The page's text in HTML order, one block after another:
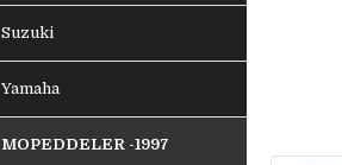
Suzuki
Yamaha
MOPEDDELER -1997